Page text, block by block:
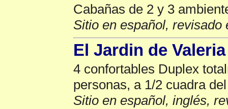
Cabañas de 2 y 3
Sitio en español, revisado
El Jardin de Valeria
4 confortables Duplex
personas, a 1/2 cuadra
Sitio en español, inglés,